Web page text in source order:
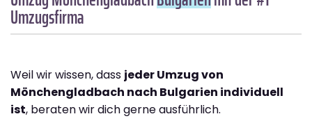
Umzugsfirma
Weil wir wissen, dass jeder Umzug von
Mönchengladbach nach Bulgarien individuell
ist, beraten wir dich gerne ausführlich.